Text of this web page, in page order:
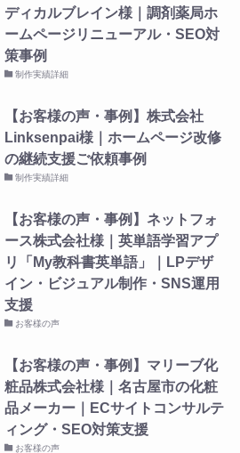
ディカルブレイン様｜調剤薬局ホ
ームページリニューアル・SEO対
策事例
制作実績詳細
【お客様の声・事例】株式会社
Linksenpai様｜ホームページ改修
の継続支援ご依頼事例
制作実績詳細
【お客様の声・事例】ネットフォ
ース株式会社様｜英単語学習アプ
リ「My教科書英単語」｜LPデザ
イン・ビジュアル制作・SNS運用
支援
お客様の声
【お客様の声・事例】マリーブ化
粧品株式会社様｜名古屋市の化粧
品メーカー｜ECサイトコンサルテ
ィング・SEO対策支援
お客様の声